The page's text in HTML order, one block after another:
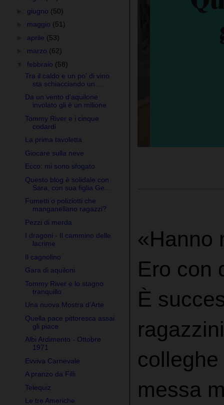
«Hanno
Ero con
È
messa
giugno (50)
maggio (51)
aprile (53)
marzo (62)
febbraio (58)
Tra il caldo e un po' di vino
sta schiacciando un ...
Da un vento d'aquilone
involato gli è un milione
Tommy River e i cinque
codardi
La prima tavoletta
Giocare sulla neve
Ecco: mi sono sfogato
Questo blog è solidale con
Sara, con sua figlia Ge...
Fumetti o poliziotti che
manganellano ragazzi?
Pezzi di merda
I dragoni - Il cammino delle
lacrime
Il cagnolino
Gara di aquiloni
Tommy River e lo stagno
tranquillo
Una nuova Mostra d'Arte
Quella pace pittoresca assai
gli piace
Albi Ardimento - Ottobre
1971
Evviva Carnevale
A pranzo da Filli
Telequiz
Le tre Americhe